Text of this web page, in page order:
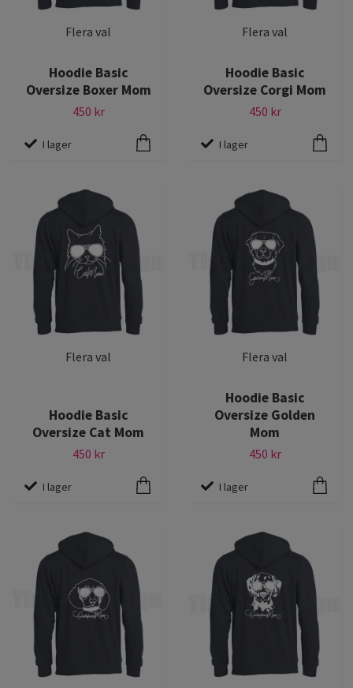
Flera val
Hoodie Basic
Oversize Boxer Mom
450 kr
I lager
Flera val
Hoodie Basic
Oversize Corgi Mom
450 kr
I lager
Flera val
Hoodie Basic
Oversize Cat Mom
450 kr
I lager
Flera val
Hoodie Basic
Oversize Golden
Mom
450 kr
I lager